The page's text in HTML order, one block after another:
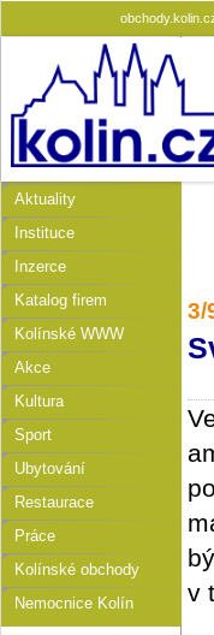
Aktuality
Instituce
Inzerce
Katalog firem
Kolínské WWW
Akce
Kultura
Sport
Ubytování
Restaurace
Práce
Kolínské obchody
Nemocnice Kolín
3/
v